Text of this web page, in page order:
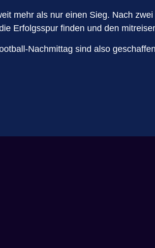
mehr als nur einen Sieg. Nach
Erfolgsspur finden und den
Nachmittag sind also